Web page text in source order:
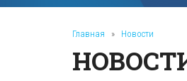
Главная » Новости